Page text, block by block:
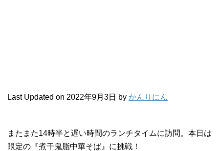
Last Updated on 2022年9月3日 by かんりにん
またまた14時半と遅い時間のランチタイムに訪問。本日は
限定の『煮干鬼脂中華そば』に挑戦！